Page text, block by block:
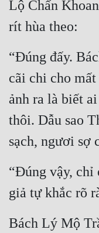
Đô Thị
Đông Phương
Đông Phương Huyền
Đồng Nhân
Cẩu Đạo Trường Sinh
Ngự Thú
Truyện Nam
Truyện Nữ
Lộ Chấn
rít hùa theo:
“Đúng đấy.
cãi chi cho
ảnh ra là biết
thôi. Dẫu sao
sạch, ngươi sợ
“Đúng vậy, chỉ
giả tự khắc rõ
Bách Lý Mộ